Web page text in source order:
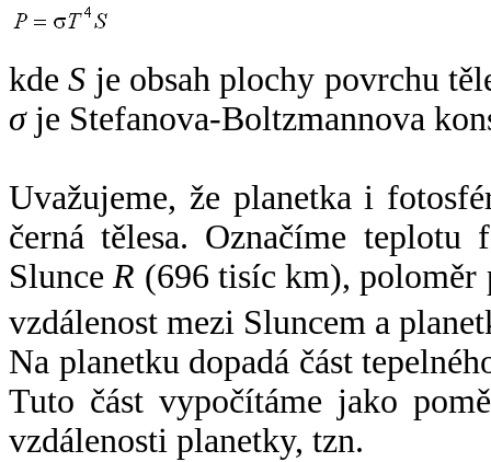
kdeS je obsah plochy povrchu
σje Stefanova-Boltzmannova
Uvažujeme, že planetka i
černá tělesa. Označíme
SlunceR (696 tisíc km),
vzdálenost mezi Sluncem a
Na planetku dopadá část
Tuto část vypočítáme jako
vzdálenosti planetky, tzn.